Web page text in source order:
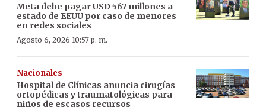
Meta debe pagar USD 567 millones a
estado de EEUU por caso de menores
en redes sociales
Agosto 6, 2026 10:57 p. m.
Nacionales
Hospital de Clínicas anuncia cirugías
ortopédicas y traumatológicas para
niños de escasos recursos